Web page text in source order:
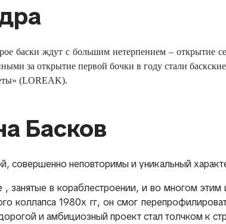
баски ждут с большим нетерпением –
за открытие первой бочки в году стали
(LOREAK).
Басков
совершенно неповторимы и уникальный
в кораблестроении, и во многом этим и
коллапса 1980х гг, он смог
и амбициозный проект стал толчком к